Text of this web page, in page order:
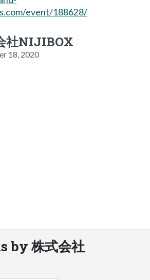
event/188628/
社NIJIBOX
18, 2020
by 株式会社